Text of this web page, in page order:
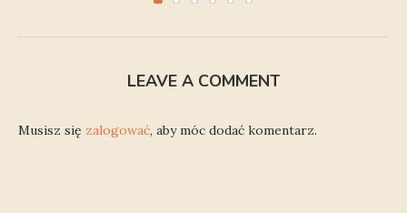
LEAVE A COMMENT
Musisz się zalogować, aby móc dodać komentarz.